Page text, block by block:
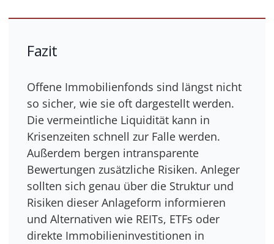
Fazit
Offene Immobilienfonds sind längst nicht
so sicher, wie sie oft dargestellt werden.
Die vermeintliche Liquidität kann in
Krisenzeiten schnell zur Falle werden.
Außerdem bergen intransparente
Bewertungen zusätzliche Risiken. Anleger
sollten sich genau über die Struktur und
Risiken dieser Anlageform informieren
und Alternativen wie REITs, ETFs oder
direkte Immobilieninvestitionen in